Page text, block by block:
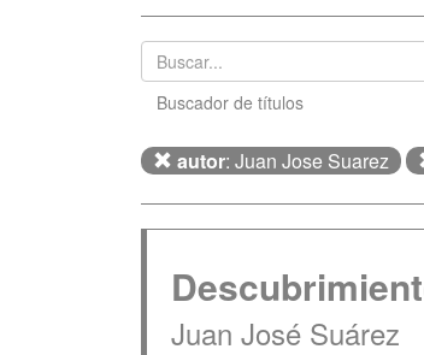
Buscador de títulos
autor: Juan Jose Suarez
Juan José Suárez